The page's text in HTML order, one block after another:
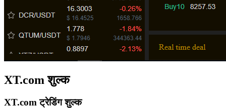
XT.com शुल्क
XT.com ट्रेडिंग शुल्क